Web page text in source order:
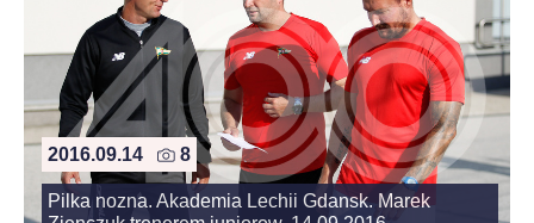
2016.09.14 8
Pilka nozna. Akademia Lechii Gdansk. Marek